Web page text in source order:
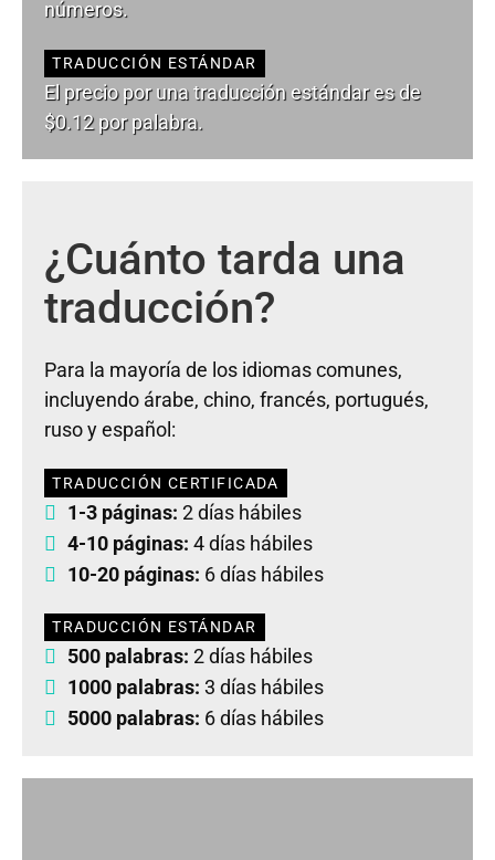
números.
TRADUCCIÓN ESTÁNDAR
El precio por una traducción estándar es de
$0.12 por palabra.
¿Cuánto tarda una
traducción?
Para la mayoría de los idiomas comunes,
incluyendo árabe, chino, francés, portugués,
ruso y español:
TRADUCCIÓN CERTIFICADA
1-3 páginas: 2 días hábiles
4-10 páginas: 4 días hábiles
10-20 páginas: 6 días hábiles
TRADUCCIÓN ESTÁNDAR
500 palabras: 2 días hábiles
1000 palabras: 3 días hábiles
5000 palabras: 6 días hábiles